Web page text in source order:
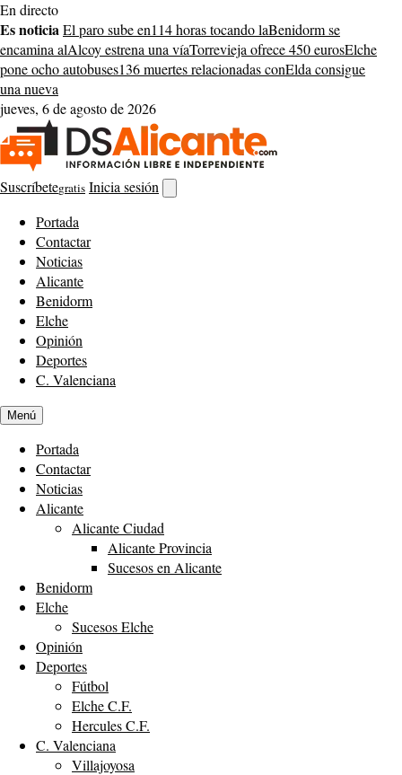
Saltar
al
contenido
En directo
Es noticiaEl paro sube en114 horas tocando laBenidorm se
encamina alAlcoy estrena una víaTorrevieja ofrece 450 eurosElche
pone ocho autobuses136 muertes relacionadas conElda consigue
una nueva
jueves, 6 de agosto de 2026
Suscríbetegratis Inicia sesión
buscador
Portada
Contactar
Noticias
Alicante
Benidorm
Elche
Opinión
Deportes
C. Valenciana
Menú
Portada
Contactar
Noticias
Alicante
Alicante Ciudad
Alicante Provincia
Sucesos en Alicante
Benidorm
Elche
Sucesos Elche
Opinión
Deportes
Fútbol
Elche C.F.
Hercules C.F.
C. Valenciana
Villajoyosa